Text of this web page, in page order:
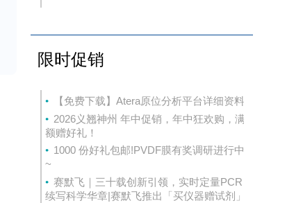
限时促销
【免费下载】Atera原位分析平台详细资料
2026义翘神州 年中促销，年中狂欢购，满
额赠好礼！
1000 份好礼包邮!PVDF膜有奖调研进行中
~
赛默飞｜三十载创新引领，实时定量PCR
续写科学华章|赛默飞推出「买仪器赠试剂」